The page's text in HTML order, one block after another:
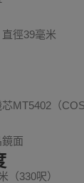
徑39毫米
MT5402（
面
（330呎）